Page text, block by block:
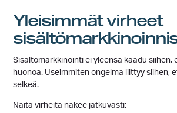
Yleisimmät virheet
Sisältömarkkinointi ei yleensä kaadu siihen,
huonoa. Useimmiten ongelma liittyy siihen,
selkeä.
Näitä virheitä näkee jatkuvasti: